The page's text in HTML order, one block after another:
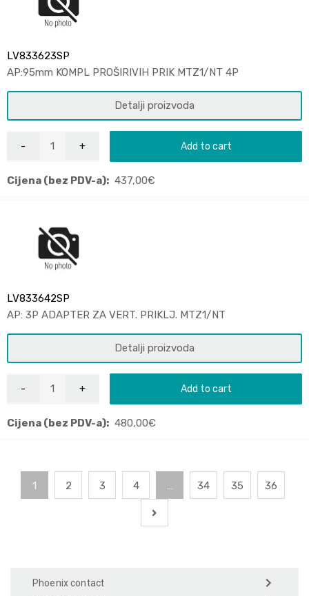
LV833623SP
AP:95mm KOMPL PROŠIRIVIH PRIK MTZ1/NT 4P
Detalji proizvoda
Add to cart
Cijena (bez PDV-a): 437,00€
LV833642SP
AP: 3P ADAPTER ZA VERT. PRIKLJ. MTZ1/NT
Detalji proizvoda
Add to cart
Cijena (bez PDV-a): 480,00€
1 2 3 4 … 34 35 36
Phoenix contact